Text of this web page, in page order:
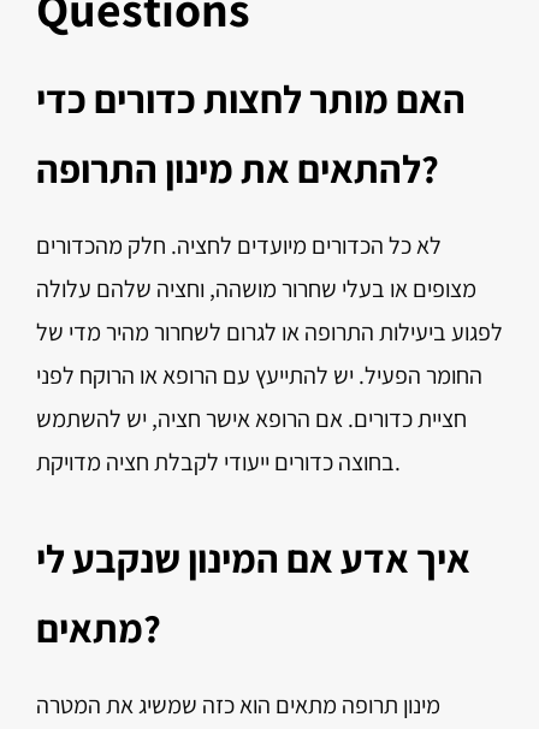
האם מותר לחצות כדורים כדי
להתאים את מינון התרופה?
לא כל הכדורים מיועדים לחציה. חלק מהכדורים
מצופים או בעלי שחרור מושהה, וחציה שלהם עלולה
לפגוע ביעילות התרופה או לגרום לשחרור מהיר מדי של
החומר הפעיל. יש להתייעץ עם הרופא או הרוקח לפני
חציית כדורים. אם הרופא אישר חציה, יש להשתמש
בחוצה כדורים ייעודי לקבלת חציה מדויקת.
איך אדע אם המינון שנקבע לי
מתאים?
מינון תרופה מתאים הוא כזה שמשיג את המטרה